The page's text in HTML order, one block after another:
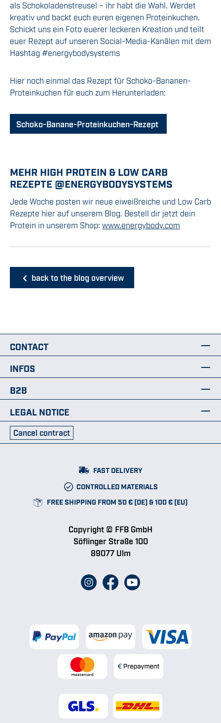
als Schokoladenstreusel – ihr habt die Wahl. Werdet
kreativ und backt euch euren eigenen Proteinkuchen.
Schickt uns ein Foto euerer leckeren Kreation und teilt
euer Rezept auf unseren Social-Media-Kanälen mit dem
Hashtag #energybodysystems
Hier noch einmal das Rezept für Schoko-Bananen-
Proteinkuchen für euch zum Herunterladen:
Schoko-Banane-Proteinkuchen-Rezept
MEHR HIGH PROTEIN & LOW CARB
REZEPTE @ENERGYBODYSYSTEMS
Jede Woche posten wir neue eiweißreiche und Low Carb
Rezepte hier auf unserem Blog. Bestell dir jetzt dein
Protein in unserem Shop: www.energybody.com
back to the blog overview
CONTACT
INFOS
B2B
LEGAL NOTICE
Cancel contract
FAST DELIVERY
CONTROLLED MATERIALS
FREE SHIPPING FROM 50 € (DE) & 100 € (EU)
Copyright © FFB GmbH
Söflinger Straße 100
89077 Ulm